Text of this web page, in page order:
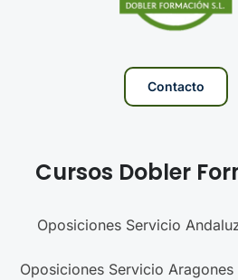
Contacto
Cursos Dobler
Oposiciones Servicio
Oposiciones Servicio Aragones